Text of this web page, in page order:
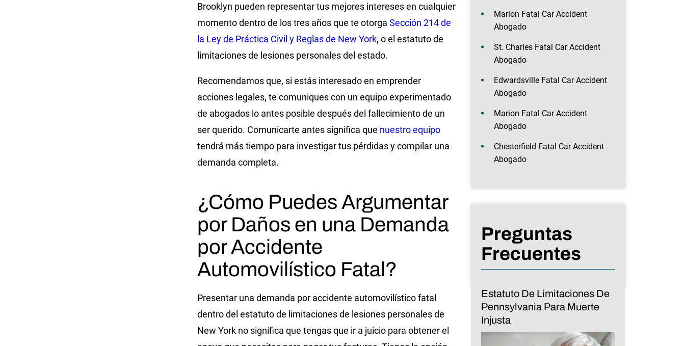
Brooklyn pueden representar tus mejores intereses en cualquier
momento dentro de los tres años que te otorga Sección 214 de
la Ley de Práctica Civil y Reglas de New York, o el estatuto de
limitaciones de lesiones personales del estado.
Recomendamos que, si estás interesado en emprender
acciones legales, te comuniques con un equipo experimentado
de abogados lo antes posible después del fallecimiento de un
ser querido. Comunicarte antes significa que nuestro equipo
tendrá más tiempo para investigar tus pérdidas y compilar una
demanda completa.
¿Cómo Puedes Argumentar
por Daños en una Demanda
por Accidente
Automovilístico Fatal?
Presentar una demanda por accidente automovilístico fatal
dentro del estatuto de limitaciones de lesiones personales de
New York no significa que tengas que ir a juicio para obtener el
Marion Fatal Car Accident
Abogado
St. Charles Fatal Car Accident
Abogado
Edwardsville Fatal Car Accident
Abogado
Marion Fatal Car Accident
Abogado
Chesterfield Fatal Car Accident
Abogado
Preguntas
Frecuentes
Estatuto De Limitaciones De
Pennsylvania Para Muerte
Injusta